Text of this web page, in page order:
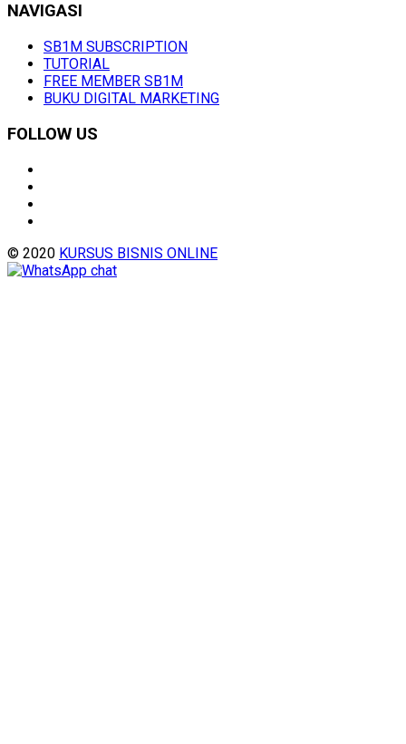
NAVIGASI
SB1M SUBSCRIPTION
TUTORIAL
FREE MEMBER SB1M
BUKU DIGITAL MARKETING
FOLLOW US
© 2020 KURSUS BISNIS ONLINE